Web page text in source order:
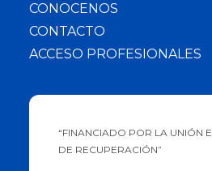
CONOCENOS
CONTACTO
ACCESO PROFESIONALES
“FINANCIADO POR LA UNIÓN
DE RECUPERACIÓN”